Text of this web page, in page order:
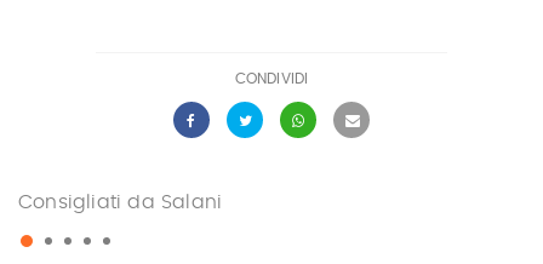
CONDIVIDI
Consigliati da Salani